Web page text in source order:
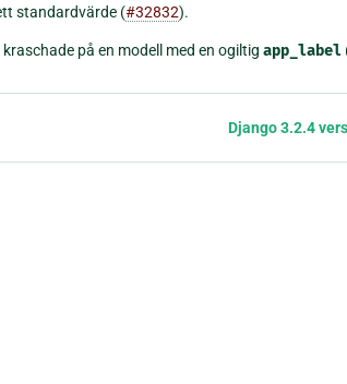
standardvärde (#32832).
på en modell med en ogiltig app_label
Django 3.2.4